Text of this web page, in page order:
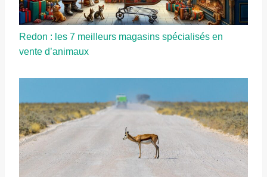
Redon : les 7 meilleurs magasins spécialisés en
vente d’animaux